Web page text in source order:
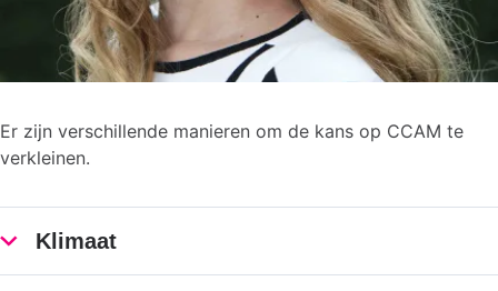
Er zijn verschillende manieren om de kans op CCAM te
verkleinen.
Klimaat